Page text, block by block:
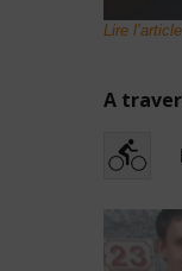
Lire l’article
A